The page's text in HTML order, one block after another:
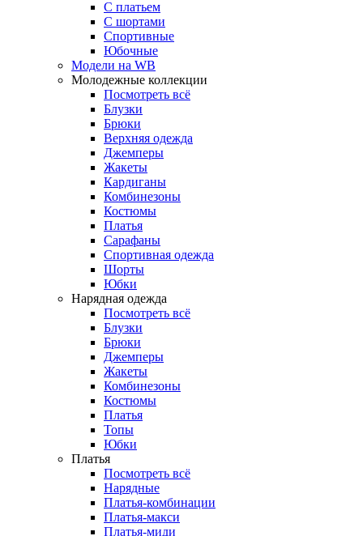
С платьем
С шортами
Спортивные
Юбочные
Модели на WB
Молодежные коллекции
Посмотреть всё
Блузки
Брюки
Верхняя одежда
Джемперы
Жакеты
Кардиганы
Комбинезоны
Костюмы
Платья
Сарафаны
Спортивная одежда
Шорты
Юбки
Нарядная одежда
Посмотреть всё
Блузки
Брюки
Джемперы
Жакеты
Комбинезоны
Костюмы
Платья
Топы
Юбки
Платья
Посмотреть всё
Нарядные
Платья-комбинации
Платья-макси
Платья-миди